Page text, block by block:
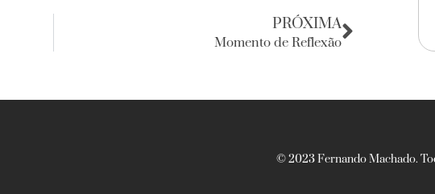
PRÓXIMA
Momento de Reflexão
© 2023 Fernando Machado.